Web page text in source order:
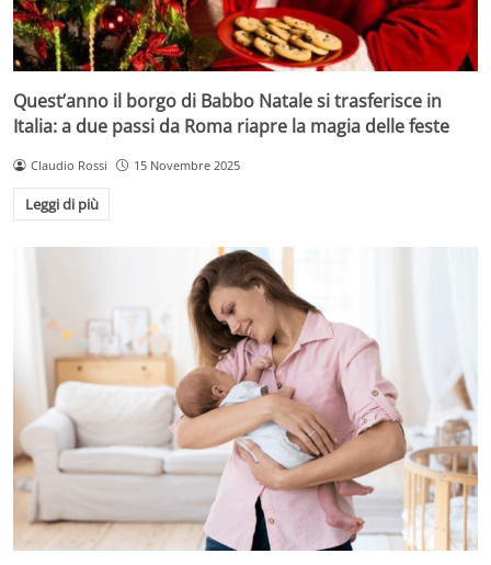
Quest’anno il borgo di Babbo Natale si trasferisce in
Italia: a due passi da Roma riapre la magia delle feste
Claudio Rossi 15 Novembre 2025
Leggi di più